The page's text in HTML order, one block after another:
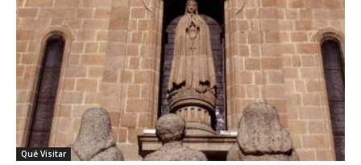
Qué Visitar